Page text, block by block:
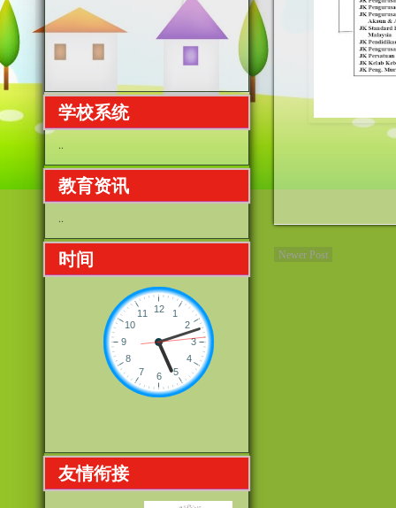
Newer Post
学校系统
..
教育资讯
..
时间
友情衔接